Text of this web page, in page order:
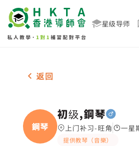
星级导师
男-1名 初级,鋼琴，旺角 补习推
返回
鋼琴
初级,鋼琴
上门补习-旺角 一星
提供教琴（音樂）